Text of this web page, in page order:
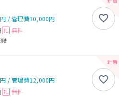
/管理費10,000円
礼 無料
3階
/管理費12,000円
礼 無料